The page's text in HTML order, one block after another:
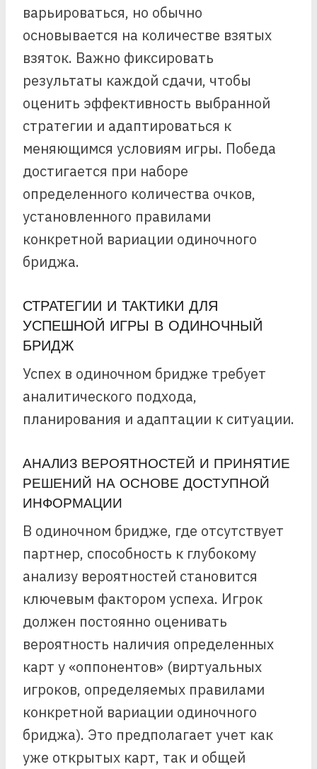
варьироваться, но обычно
основывается на количестве взятых
взяток. Важно фиксировать
результаты каждой сдачи, чтобы
оценить эффективность выбранной
стратегии и адаптироваться к
меняющимся условиям игры. Победа
достигается при наборе
определенного количества очков,
установленного правилами
конкретной вариации одиночного
бриджа.
СТРАТЕГИИ И ТАКТИКИ ДЛЯ
УСПЕШНОЙ ИГРЫ В ОДИНОЧНЫЙ
БРИДЖ
Успех в одиночном бридже требует
аналитического подхода,
планирования и адаптации к ситуации.
АНАЛИЗ ВЕРОЯТНОСТЕЙ И ПРИНЯТИЕ
РЕШЕНИЙ НА ОСНОВЕ ДОСТУПНОЙ
ИНФОРМАЦИИ
В одиночном бридже, где отсутствует
партнер, способность к глубокому
анализу вероятностей становится
ключевым фактором успеха. Игрок
должен постоянно оценивать
вероятность наличия определенных
карт у «оппонентов» (виртуальных
игроков, определяемых правилами
конкретной вариации одиночного
бриджа). Это предполагает учет как
уже открытых карт, так и общей